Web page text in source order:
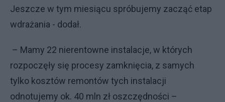
Jeszcze w tym miesiącu spróbujemy zacząć etap
wdrażania - dodał.
– Mamy 22 nierentowne instalacje, w których
rozpoczęły się procesy zamknięcia, z samych
tylko kosztów remontów tych instalacji
odnotujemy ok. 40 mln zł oszczędności –